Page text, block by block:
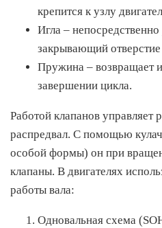
крепится к узлу
Игла –
закрывающий отверстие
Пружина – возвращает
завершении цикла.
Работой клапанов управляет
распредвал. С помощью
особой формы) он при
клапаны. В двигателях
работы вала:
Одновальная схема